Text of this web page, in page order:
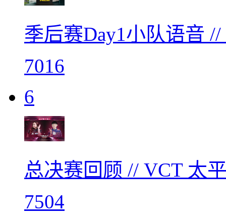
季后赛Day1小队语音
7016
6
总决赛回顾 // VCT 太
7504